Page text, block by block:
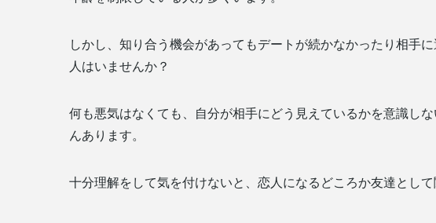
しかし、知り合う機会があってもデートが続かなかったり相手
人はいませんか？
何も悪気はなくても、自分が相手にどう見えているかを意識し
んあります。
十分理解をして気を付けないと、恋人になるどころか友達とし